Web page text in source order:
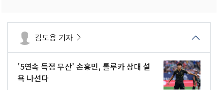
김도용 기자
'5연속 득점 무산' 손흥민, 톨루카 상대 설
욕 나선다